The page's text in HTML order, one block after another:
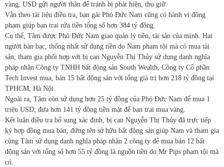
vàng, USD gửi người thân để tránh bị phát hiện, thu giữ.
Vẫn theo tài liệu điều tra, bạn gái Phó Đức Nam cũng có hành vi đồng
phạm giúp bạn trai rửa tiền tổng số hơn 384 tỷ đồng.
Cụ thể, Tâm được Phó Đức Nam giao quản lý tiền, tài sản của mình. Hai
người bàn bạc, thống nhất sử dụng tiền do Nam phạm tội mà có mua tài
sản; tham gia phối hợp với bị can Nguyễn Thị Thủy sử dụng danh nghĩa
pháp nhân Công ty TNHH bất động sản South Wealth, Công ty Cổ phần
Tech Invest mua, bán 15 bất động sản với tổng giá trị hơn 218 tỷ đồng tại
TPHCM, Hà Nội.
Ngoài ra, Tâm còn sử dụng hơn 25 tỷ đồng của Phó Đức Nam để mua 1
triệu USD; đưa hơn 141 tỷ đồng tiền mặt để bạn trai mua vàng.
Kết luận điều tra bổ sung xác định, bị can Nguyễn Thị Thủy đã trực tiếp
ký hợp đồng mua bán, đứng tên sở hữu bất động sản giúp Nam và tham gia
cùng Tâm sử dụng danh nghĩa pháp nhân 2 công ty để mua bán 12 bất
động sản với tổng số hơn 55 tỷ đồng là nguồn tiền do Mr Pips phạm tội mà
có.